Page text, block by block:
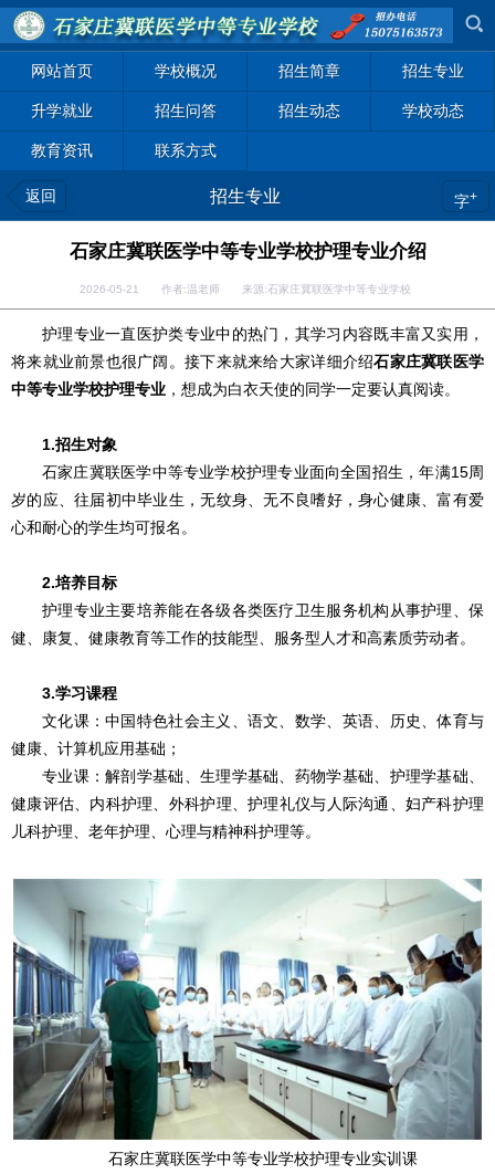
网站首页 学校概况 招生简章 招生专业
升学就业 招生问答 招生动态 学校动态
教育资讯 联系方式
返回 招生专业 字+
石家庄冀联医学中等专业学校护理专业介绍
2026-05-21 作者:温老师 来源:石家庄冀联医学中等专业学校
护理专业一直医护类专业中的热门，其学习内容既丰富又实用，
将来就业前景也很广阔。接下来就来给大家详细介绍石家庄冀联医学
中等专业学校护理专业 ，想成为白衣天使的同学一定要认真阅读。
1.招生对象
石家庄冀联医学中等专业学校护理专业面向全国招生，年满15周
岁的应、往届初中毕业生，无纹身、无不良嗜好，身心健康、富有爱
心和耐心的学生均可报名。
2.培养目标
护理专业主要培养能在各级各类医疗卫生服务机构从事护理、保
健、康复、健康教育等工作的技能型、服务型人才和高素质劳动者。
3.学习课程
文化课：中国特色社会主义、语文、数学、英语、历史、体育与
健康、计算机应用基础；
专业课：解剖学基础、生理学基础、药物学基础、护理学基础、
健康评估、内科护理、外科护理、护理礼仪与人际沟通、妇产科护理
儿科护理、老年护理、心理与精神科护理等。
石家庄冀联医学中等专业学校护理专业实训课